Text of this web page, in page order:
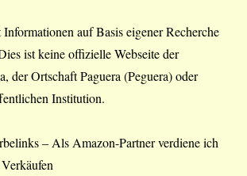
Informationen auf Basis eigener Recherche
ist keine offizielle Webseite der
der Ortschaft Paguera (Peguera) oder
Institution.
– Als Amazon-Partner verdiene ich